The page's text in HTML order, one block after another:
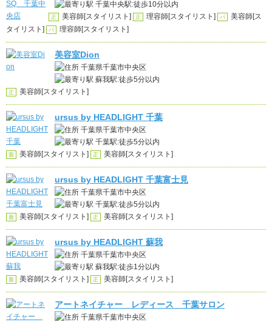
千葉中央駅:徒歩10分以内
正 美容師[スタイリスト] 正 理容師[スタイリスト] パ
美容師[ス
タイリスト]
パ 理容師[スタイリスト]
美容室Dion
千葉県千葉市中央区
蘇我駅:徒歩5分以内
正 美容師[スタイリスト]
ursus by HEADLIGHT 千葉
千葉県千葉市中央区
千葉駅:徒歩5分以内
面 美容師[スタイリスト] 正 美容師[スタイリスト]
ursus by HEADLIGHT 千葉富士見
千葉県千葉市中央区
千葉駅:徒歩5分以内
面 美容師[スタイリスト] 正 美容師[スタイリスト]
ursus by HEADLIGHT 蘇我
千葉県千葉市中央区
蘇我駅:徒歩1分以内
面 美容師[スタイリスト] 正 美容師[スタイリスト]
アートネイチャー レディース 千葉サロン
千葉県千葉市中央区